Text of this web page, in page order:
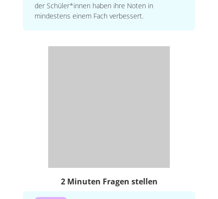
der Schüler*innen haben ihre Noten in
mindestens einem Fach verbessert.
2 Minuten Fragen stellen